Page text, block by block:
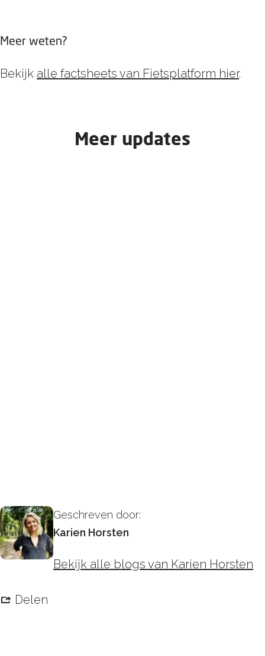
Meer weten?
Bekijk alle factsheets van Fietsplatform hier.
Meer updates
Geschreven door:
Karien Horsten
Bekijk alle blogs van Karien Horsten
Delen